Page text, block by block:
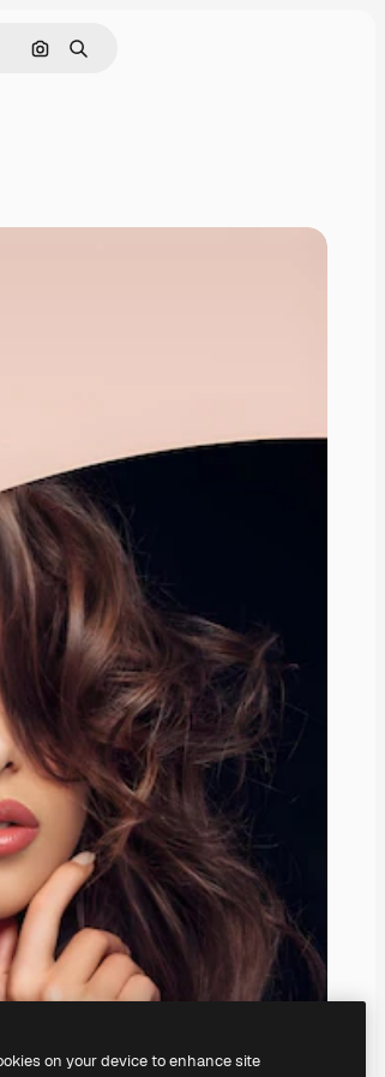
Pesquisar por imagem
Buscar
on your device to enhance site